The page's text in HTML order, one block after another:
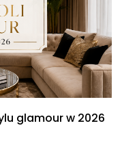
glamour w 2026